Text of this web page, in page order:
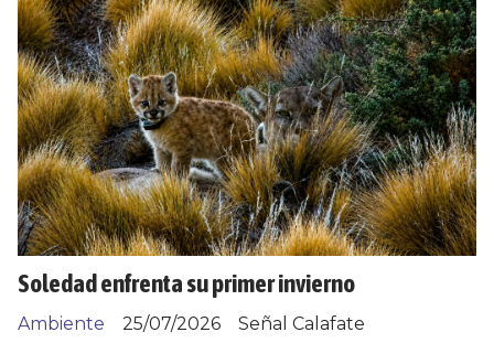
Soledad enfrenta su primer invierno
Señal Calafate
Ambiente
25/07/2026